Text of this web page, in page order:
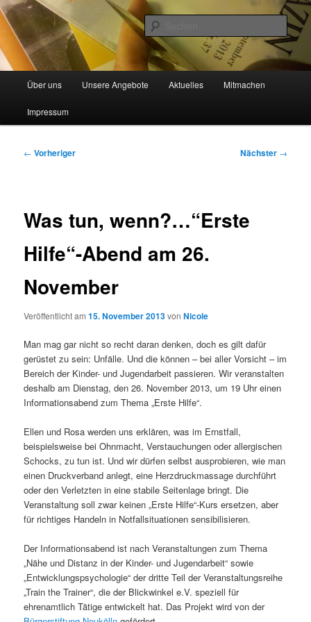
Zum
primären
Inhalt
springenBlickwinkel e.V.
Begegnungsstätte aller Kulturen
HauptmenüÜber uns Unsere Angebote Aktuelles Mitmachen
Impressum
Beitragsnavigation
← Vorheriger Nächster →
Was tun, wenn?…“Erste
Hilfe“-Abend am 26.
November
Veröffentlicht am15. November 2013vonNicole
Man mag gar nicht so recht daran denken, doch es gilt dafür
gerüstet zu sein: Unfälle. Und die können – bei aller Vorsicht – im
Bereich der Kinder- und Jugendarbeit passieren. Wir veranstalten
deshalb am Dienstag, den 26. November 2013, um 19 Uhr einen
Informationsabend zum Thema „Erste Hilfe“.
Ellen und Rosa werden uns erklären, was im Ernstfall,
beispielsweise bei Ohnmacht, Verstauchungen oder allergischen
Schocks, zu tun ist. Und wir dürfen selbst ausprobieren, wie man
einen Druckverband anlegt, eine Herzdruckmassage durchführt
oder den Verletzten in eine stabile Seitenlage bringt. Die
Veranstaltung soll zwar keinen „Erste Hilfe“-Kurs ersetzen, aber
für richtiges Handeln in Notfallsituationen sensibilisieren.
Der Informationsabend ist nach Veranstaltungen zum Thema
„Nähe und Distanz in der Kinder- und Jugendarbeit“ sowie
„Entwicklungspsychologie“ der dritte Teil der Veranstaltungsreihe
„Train the Trainer“, die der Blickwinkel e.V. speziell für
ehrenamtlich Tätige entwickelt hat. Das Projekt wird von der